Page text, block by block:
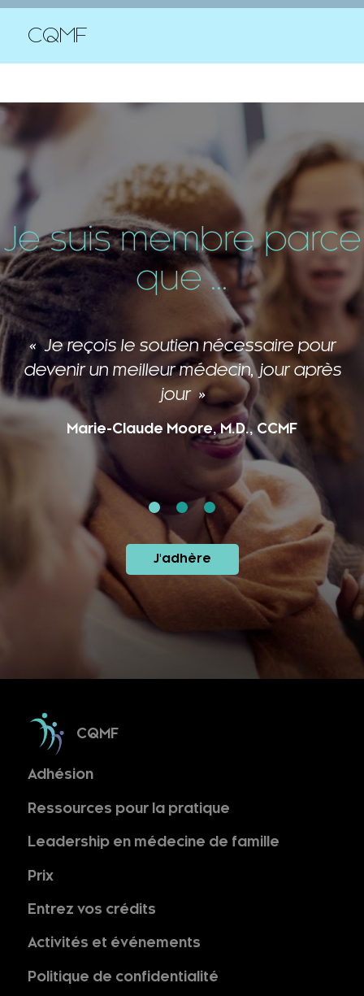
CQMF
Je suis membre parce
que ...
Je reçois le soutien nécessaire pour
devenir un meilleur médecin, jour après
jour
Marie-Claude Moore, M.D., CCMF
J'adhère
CQMF
Adhésion
Ressources pour la pratique
Leadership en médecine de famille
Prix
Entrez vos crédits
Activités et événements
Politique de confidentialité